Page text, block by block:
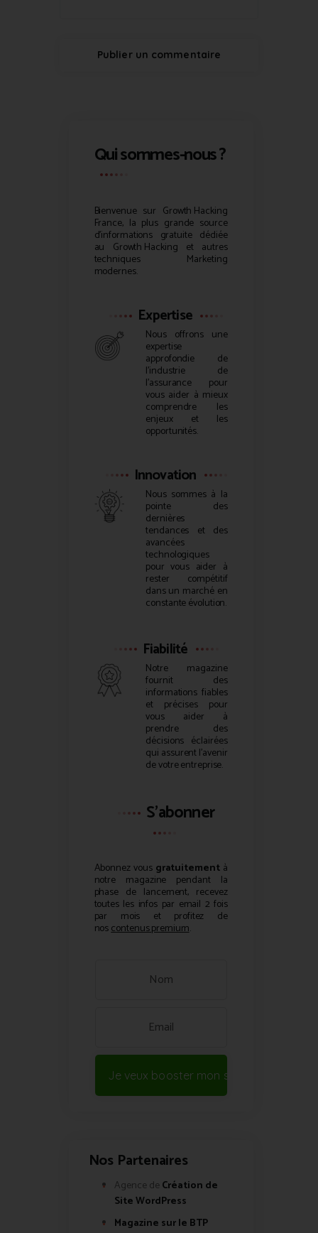
Qui sommes-nous ?
Bienvenue sur Growth Hacking
France, la plus grande source
d’informations gratuite dédiée
au Growth Hacking et autres
techniques Marketing
modernes.
Expertise
Nous offrons une
expertise
approfondie de
l’industrie de
l’assurance pour
vous aider à mieux
comprendre les
enjeux et les
opportunités.
Innovation
Nous sommes à la
pointe des
dernières
tendances et des
avancées
technologiques
pour vous aider à
rester compétitif
dans un marché en
constante évolution.
Fiabilité
Notre magazine
fournit des
informations fiables
et précises pour
vous aider à
prendre des
décisions éclairées
qui assurent l’avenir
de votre entreprise.
S'abonner
Abonnez vous gratuitementà
notre magazine pendant la
phase de lancement, recevez
toutes les infos par email 2 fois
par mois et profitez de
noscontenus premium.
Je veux booster mon site !
Nos Partenaires
Agence de Création de
Site WordPress
Magazine sur le BTP